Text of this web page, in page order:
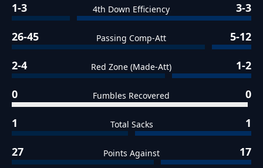
1-3 4th Down Efficiency 3-3
26-45 Passing Comp-Att 5-12
2-4 Red Zone (Made-Att) 1-2
0 Fumbles Recovered 0
1 Total Sacks 1
27 Points Against 17